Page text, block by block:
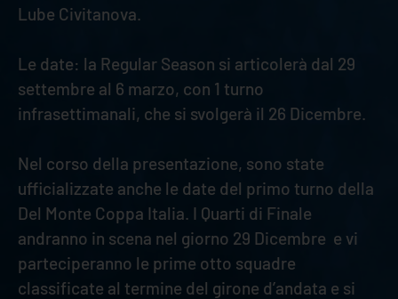
Lube Civitanova.
Le date: la Regular Season si articolerà dal 29
settembre al 6 marzo, con 1 turno
infrasettimanali, che si svolgerà il 26 Dicembre.
Nel corso della presentazione, sono state
ufficializzate anche le date del primo turno della
Del Monte Coppa Italia. I Quarti di Finale
andranno in scena nel giorno 29 Dicembre e vi
parteciperanno le prime otto squadre
classificate al termine del girone d’andata e si